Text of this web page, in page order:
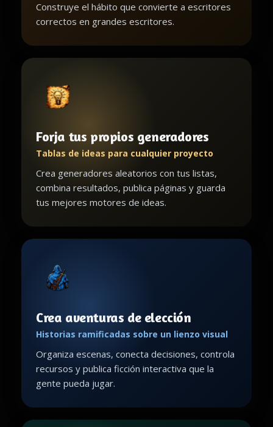
Construye el hábito que convierte a escritores
correctos en grandes escritores.
Forja tus propios generadores
Tablas de ideas para cualquier proyecto
Crea generadores aleatorios con tus listas,
combina resultados, publica páginas y guarda
tus mejores motores de ideas.
Crea aventuras de elección
Historias ramificadas sobre un lienzo visual
Organiza escenas, conecta decisiones, controla
recursos y publica ficción interactiva que la
gente pueda jugar.